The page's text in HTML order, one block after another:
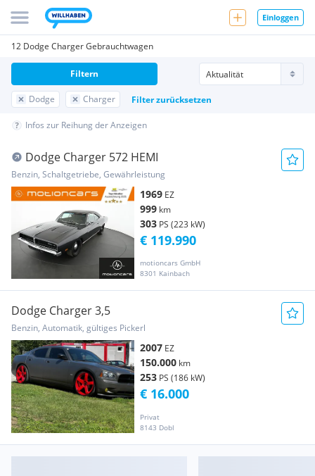
Einloggen
12 Dodge Charger Gebrauchtwagen
Dodge Charger Filter zurücksetzen
Filtern
Infos zur Reihung der Anzeigen
Dodge Charger 572 HEMI
Benzin, Schaltgetriebe, Gewährleistung
1969 EZ
999 km
303 PS (223 kW)
motioncars GmbH
8301 Kainbach
€ 119.990
Dodge Charger 3,5
Benzin, Automatik, gültiges Pickerl
2007 EZ
150.000 km
253 PS (186 kW)
Privat
8143 Dobl
€ 16.000